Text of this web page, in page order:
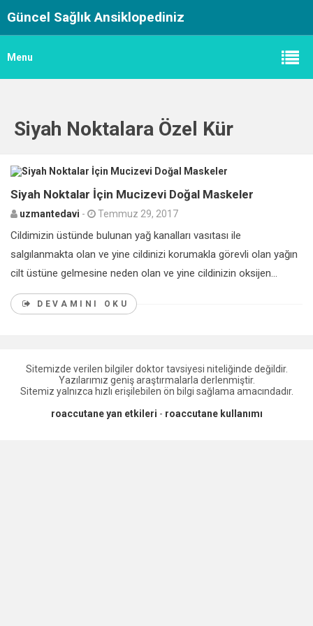
Güncel Sağlık Ansiklopediniz
Menu
Siyah Noktalara Özel Kür
Siyah Noktalar İçin Mucizevi Doğal Maskeler
uzmantedavi - Temmuz 29, 2017
Cildimizin üstünde bulunan yağ kanalları vasıtası ile
salgılanmakta olan ve yine cildinizi korumakla görevli olan yağın
cilt üstüne gelmesine neden olan ve yine cildinizin oksijen...
DEVAMINI OKU
Sitemizde verilen bilgiler doktor tavsiyesi niteliğinde değildir.
Yazılarımız geniş araştırmalarla derlenmiştir.
Sitemiz yalnızca hızlı erişilebilen ön bilgi sağlama amacındadır.
roaccutane yan etkileri - roaccutane kullanımı